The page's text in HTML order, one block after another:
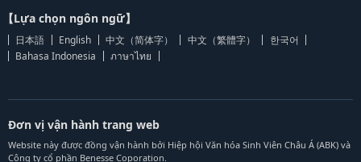
【Lựa chọn ngôn ngữ】
日本語 English 中文（简体字） 中文（繁體字）
한국어
Bahasa Indonesia
ภาษาไทย
Đơn vị vận hành trang web
Website này được đồng vận hành bởi Hiệp hội Văn hóa Sinh Viên Châu Á (ABK) và
Công ty cổ phần Benesse Coporation.